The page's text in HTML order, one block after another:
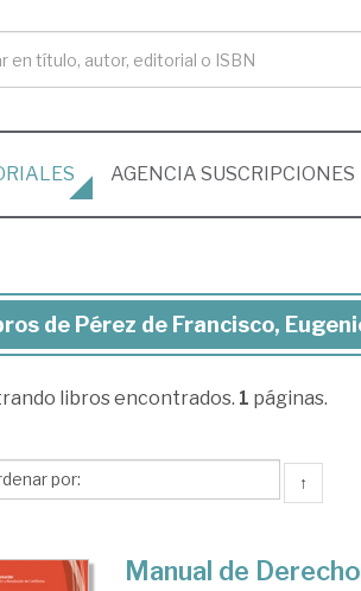
AGENCIA SUSCRIPCIONES
de Pérez de Francisco,
libros encontrados. 1 páginas.
↑
Manual de